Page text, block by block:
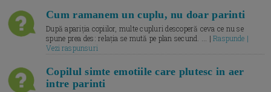
Cum ramanem un cuplu, nu doar parinti
După apariția copiilor, multe cupluri descoperă ceva ce nu se
spune prea des: relația se mută pe plan secund. ... |Raspunde |
Vezi raspunsuri
Copilul simte emotiile care plutesc in aer
intre parinti